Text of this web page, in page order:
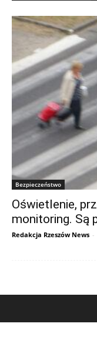
Bezpieczeństwo
Oświetlenie,
monitoring. Są
Redakcja Rzeszów News -